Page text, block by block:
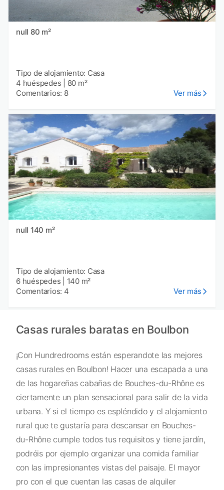
null 80 m²
Tipo de alojamiento: Casa
4 huéspedes
80 m²
Comentarios: 8
Ver más
null 140 m²
Tipo de alojamiento: Casa
6 huéspedes
140 m²
Comentarios: 4
Ver más
Casas rurales baratas en Boulbon
¡Con Hundredrooms están esperandote las mejores
casas rurales en Boulbon! Hacer una escapada a una
de las hogareñas cabañas de Bouches-du-Rhône es
ciertamente un plan sensacional para salir de la vida
urbana. Y si el tiempo es espléndido y el alojamiento
rural que te gustaría para descansar en Bouches-
du-Rhône cumple todos tus requisitos y tiene jardín,
podréis por ejemplo organizar una comida familiar
con las impresionantes vistas del paisaje. El mayor
pro con el que cuentan las casas de alquiler